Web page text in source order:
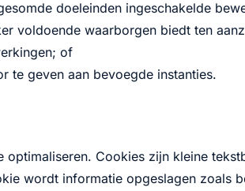
doeleinden ingeschakelde
voldoende waarborgen biedt ten
of
te geven aan bevoegde instanties.
Cookies zijn kleine
wordt informatie opgeslagen zoals